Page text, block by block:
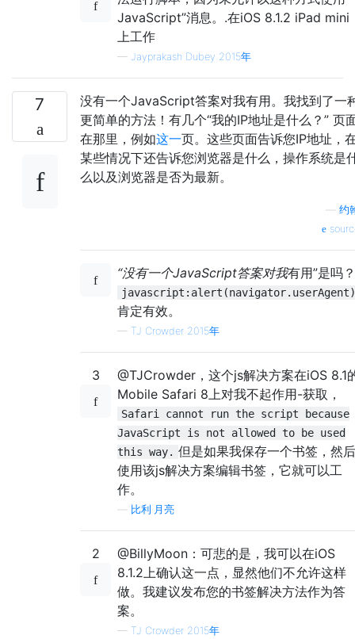
JavaScript”消息。.在iOS 8.1.2 iPad mini
上工作
— Jayprakash Dubey 2015年
7
没有一个JavaScript答案对我有用。我找到了一
更简单的方法！有几个“我的IP地址是什么？” 页
在那里，例如这一页。这些页面告诉您IP地址，
某些情况下还告诉您浏览器是什么，操作系统是
么以及浏览器是否为最新。
约
“没有一个JavaScript答案对我有用”是吗？
javascript:alert(navigator.userAgent)
肯定有效。
— TJ Crowder 2015年
3
@TJCrowder，这个js解决方案在iOS 8.1
Mobile Safari 8上对我不起作用-获取，
Safari cannot run the script because
JavaScript is not allowed to be used
this way. 但是如果我保存一个书签，然后
使用该js解决方案编辑书签，它就可以工
作。
比利·月亮
2
@BillyMoon：可悲的是，我可以在iOS
8.1.2上确认这一点，显然他们不允许这样
做。我建议发布您的书签解决方法作为答
案。
— TJ Crowder 2015年